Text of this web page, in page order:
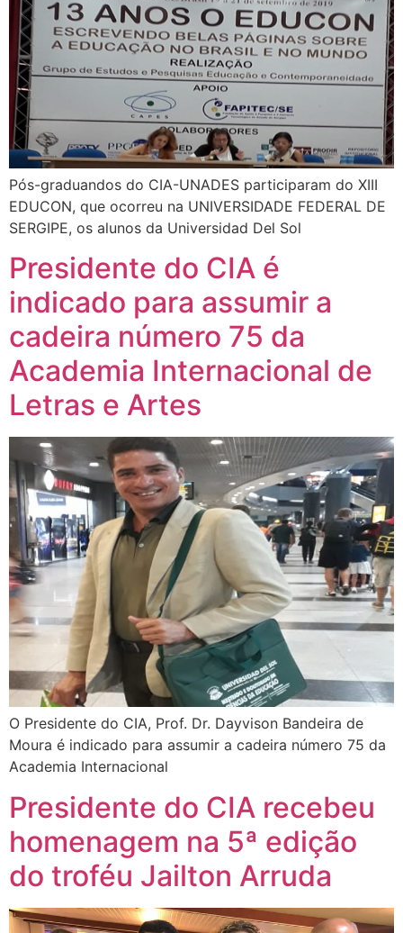
Pós-graduandos do CIA-UNADES participaram do XIII
EDUCON, que ocorreu na UNIVERSIDADE FEDERAL DE
SERGIPE, os alunos da Universidad Del Sol
Presidente do CIA é
indicado para assumir a
cadeira número 75 da
Academia Internacional de
Letras e Artes
O Presidente do CIA, Prof. Dr. Dayvison Bandeira de
Moura é indicado para assumir a cadeira número 75 da
Academia Internacional
Presidente do CIA recebeu
homenagem na 5ª edição
do troféu Jailton Arruda